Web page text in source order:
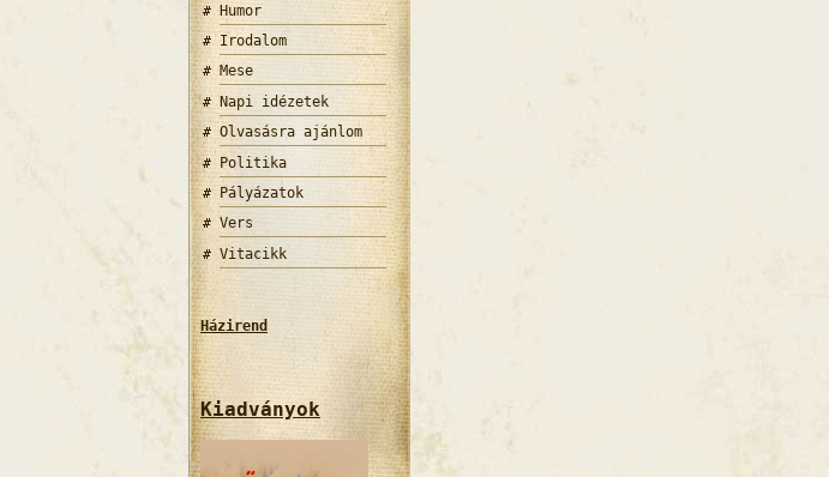
Humor
Irodalom
Mese
Napi idézetek
Olvasásra ajánlom
Politika
Pályázatok
Vers
Vitacikk
Házirend
Kiadványok